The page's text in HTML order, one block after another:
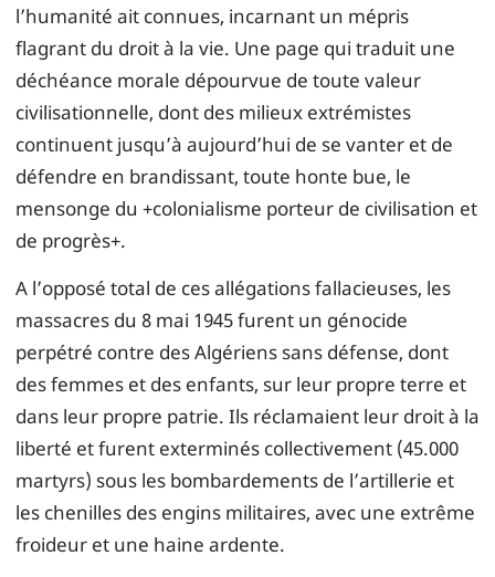
l’humanité ait connues, incarnant un mépris
flagrant du droit à la vie. Une page qui traduit une
déchéance morale dépourvue de toute valeur
civilisationnelle, dont des milieux extrémistes
continuent jusqu’à aujourd’hui de se vanter et de
défendre en brandissant, toute honte bue, le
mensonge du +colonialisme porteur de civilisation et
de progrès+.
A l’opposé total de ces allégations fallacieuses, les
massacres du 8 mai 1945 furent un génocide
perpétré contre des Algériens sans défense, dont
des femmes et des enfants, sur leur propre terre et
dans leur propre patrie. Ils réclamaient leur droit à la
liberté et furent exterminés collectivement (45.000
martyrs) sous les bombardements de l’artillerie et
les chenilles des engins militaires, avec une extrême
froideur et une haine ardente.